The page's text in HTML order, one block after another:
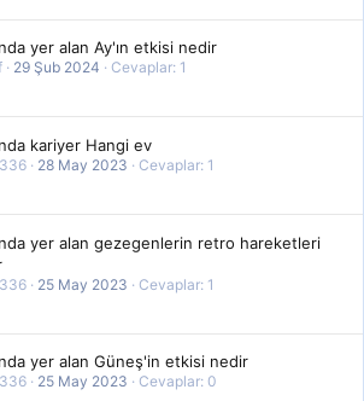
yer alan Ay'ın etkisi nedir
29 Şub 2024
Cevaplar: 1
kariyer Hangi ev
28 May 2023
Cevaplar: 1
yer alan gezegenlerin retro hareketleri
25 May 2023
Cevaplar: 1
yer alan Güneş'in etkisi nedir
25 May 2023
Cevaplar: 0